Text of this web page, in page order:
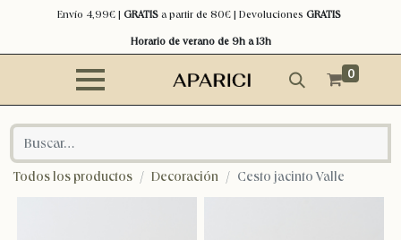
Envío 4,99€ | GRATISa partir de 80€ | Devoluciones GRATIS
Horario de verano de 9h a 13h
0
Todos los productos Decoración Cesto jacinto Valle